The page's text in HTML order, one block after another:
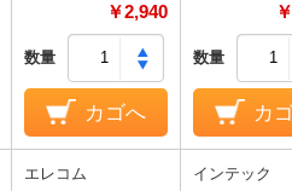
￥2,940
数量
カゴへ
数量
カ
エレコム インテック